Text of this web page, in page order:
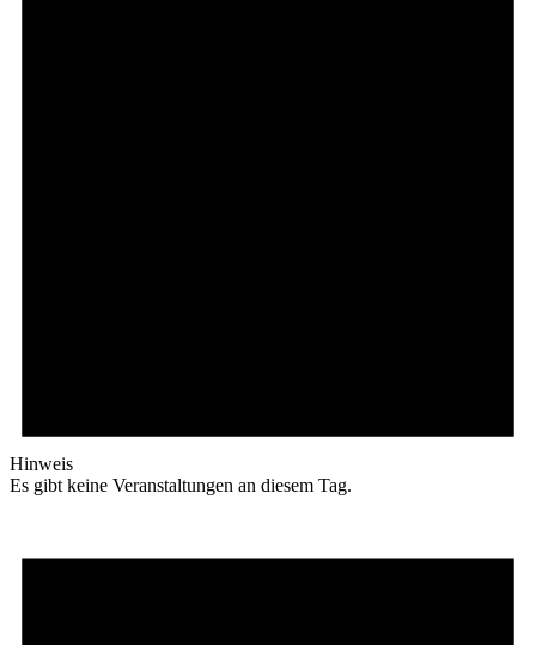
Hinweis
Es gibt keine Veranstaltungen an diesem Tag.